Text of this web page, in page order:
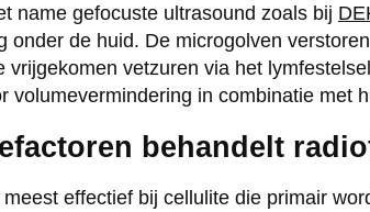
name gefocuste ultrasound zoals bij
onder de huid. De microgolven
vrijgekomen vetzuren via het
volumevermindering in combinatie met
behandelt
effectief bij cellulite die primair